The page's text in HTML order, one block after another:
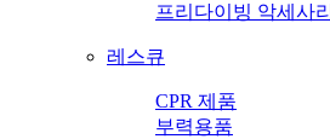
프리다이빙 악세사리
레스큐
CPR 제품
부력용품